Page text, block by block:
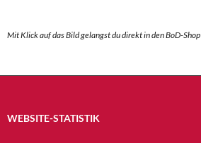
Mit Klick auf das Bild gelangst du direkt in den BoD-Shop
WEBSITE-STATISTIK